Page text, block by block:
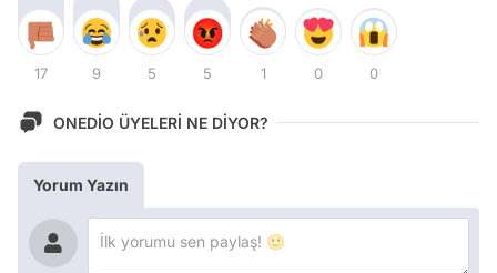
17 9 5 5 1 0 0
ONEDİO ÜYELERİ NE DİYOR?
Yorum Yazın